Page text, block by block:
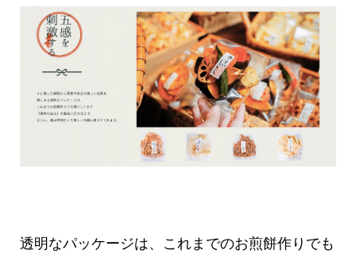
透明なパッケージは、これまでのお煎餅作りでも